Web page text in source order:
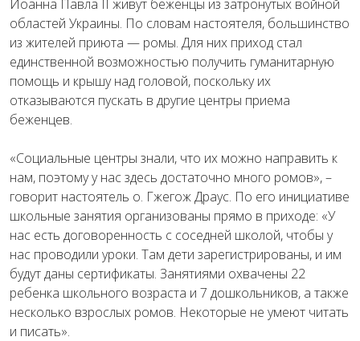
Иоанна Павла II живут беженцы из затронутых войной
областей Украины. По словам настоятеля, большинство
из жителей приюта — ромы. Для них приход стал
единственной возможностью получить гуманитарную
помощь и крышу над головой, поскольку их
отказываются пускать в другие центры приема
беженцев.
«Социальные центры знали, что их можно направить к
нам, поэтому у нас здесь достаточно много ромов», –
говорит настоятель о. Гжегож Драус. По его инициативе
школьные занятия организованы прямо в приходе: «У
нас есть договоренность с соседней школой, чтобы у
нас проводили уроки. Там дети зарегистрированы, и им
будут даны сертификаты. Занятиями охвачены 22
ребенка школьного возраста и 7 дошкольников, а также
несколько взрослых ромов. Некоторые не умеют читать
и писать».